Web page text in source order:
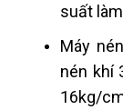
suất
Máy
nén khí
16kg/